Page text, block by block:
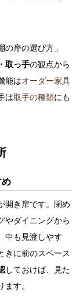
扉の選び方」
取っ手の観点から
能はオーダー家具
は取手の種類にも
め
開き扉です。閉め
やダイニングから
中も見渡しやす
きに前のスペース
しておけば、見た
す。